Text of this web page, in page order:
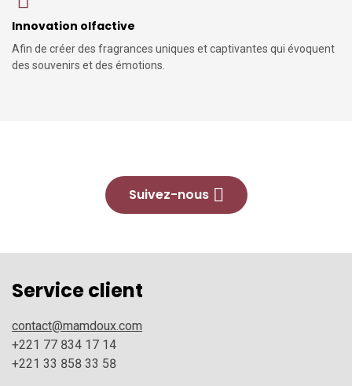
Innovation olfactive
Afin de créer des fragrances uniques et captivantes qui évoquent
des souvenirs et des émotions.
Suivez-nous
Service client
contact@mamdoux.com
+221 77 834 17 14
+221 33 858 33 58